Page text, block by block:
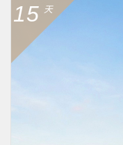
15 天